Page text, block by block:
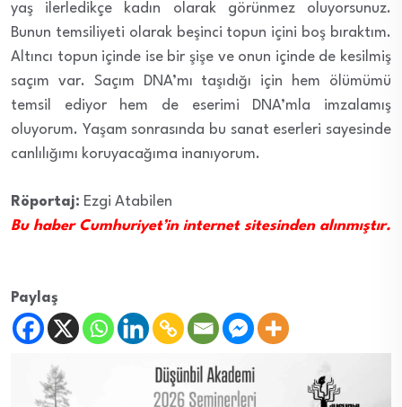
yaş ilerledikçe kadın olarak görünmez oluyorsunuz.
Bunun temsiliyeti olarak beşinci topun içini boş bıraktım.
Altıncı topun içinde ise bir şişe ve onun içinde de kesilmiş
saçım var. Saçım DNA’mı taşıdığı için hem ölümümü
temsil ediyor hem de eserimi DNA’mla imzalamış
oluyorum. Yaşam sonrasında bu sanat eserleri sayesinde
canlılığımı koruyacağıma inanıyorum.
Röportaj: Ezgi Atabilen
Bu haber Cumhuriyet’in internet sitesinden alınmıştır.
Paylaş